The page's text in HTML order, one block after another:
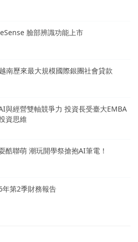
臉部辨識功能上市
南歷來最大規模國際銀團社會貸款
與經營雙軸競爭力 投資長受臺大EMBA
資思維
酷聯萌 潮玩開學祭搶抱AI筆電！
第2季財務報告